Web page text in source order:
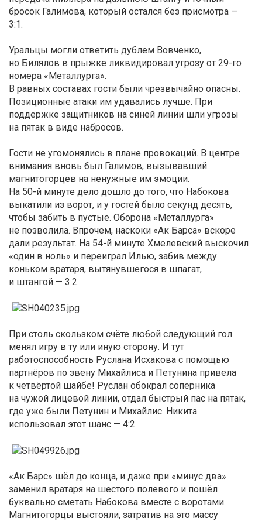
бросок Галимова, который остался без присмотра —
3:1.
Уральцы могли ответить дублем Вовченко,
но Билялов в прыжке ликвидировал угрозу от 29-го
номера «Металлурга».
В равных составах гости были чрезвычайно опасны.
Позиционные атаки им удавались лучше. При
поддержке защитников на синей линии шли угрозы
на пятак в виде набросов.
Гости не угомонялись в плане провокаций. В центре
внимания вновь был Галимов, вызывавший
магнитогорцев на ненужные им эмоции.
На 50-й минуте дело дошло до того, что Набокова
выкатили из ворот, и у гостей было секунд десять,
чтобы забить в пустые. Оборона «Металлурга»
не позволила. Впрочем, наскоки «Ак Барса» вскоре
дали результат. На 54-й минуте Хмелевский выскочил
«один в ноль» и переиграл Илью, забив между
коньком вратаря, вытянувшегося в шпагат,
и штангой — 3:2.
При столь скользком счёте любой следующий гол
менял игру в ту или иную сторону. И тут
работоспособность Руслана Исхакова с помощью
партнёров по звену Михайлиса и Петунина привела
к четвёртой шайбе! Руслан обокрал соперника
на чужой лицевой линии, отдал быстрый пас на пятак,
где уже были Петунин и Михайлис. Никита
использовал этот шанс — 4:2.
«Ак Барс» шёл до конца, и даже при «минус два»
заменил вратаря на шестого полевого и пошёл
буквально сметать Набокова вместе с воротами.
Магнитогорцы выстояли, затратив на это массу